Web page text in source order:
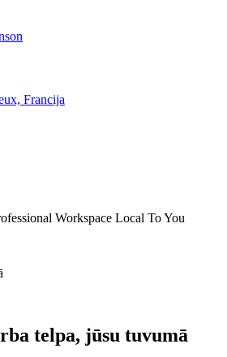
Francija
telpa, jūsu tuvumā